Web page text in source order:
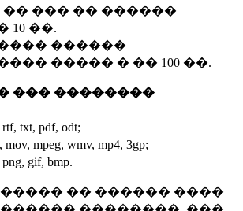
��� �� ������
10 ��.
������
����� � �� 100 ��.
��� ��������
rtf, txt, pdf, odt;
mov, mpeg, wmv, mp4, 3gp;
gif, bmp.
�� ������ ����